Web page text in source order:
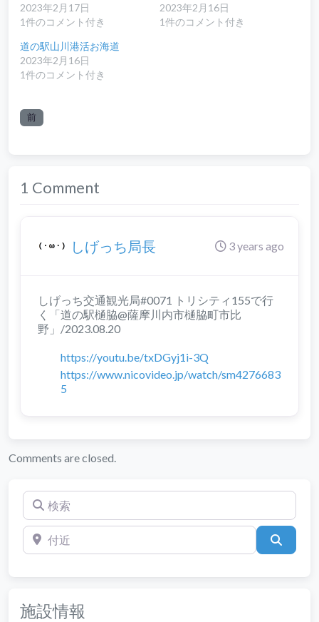
2023年2月17日
1件のコメント付き
2023年2月16日
1件のコメント付き
道の駅山川港活お海道
2023年2月16日
1件のコメント付き
前
1 Comment
しげっち局長 3 years ago
しげっち交通観光局#0071 トリシティ155で行
く「道の駅樋脇@薩摩川内市樋脇町市比
野」/2023.08.20
https://youtu.be/txDGyj1i-3Q
https://www.nicovideo.jp/watch/sm4276683
5
Comments are closed.
検索
付近
施設情報